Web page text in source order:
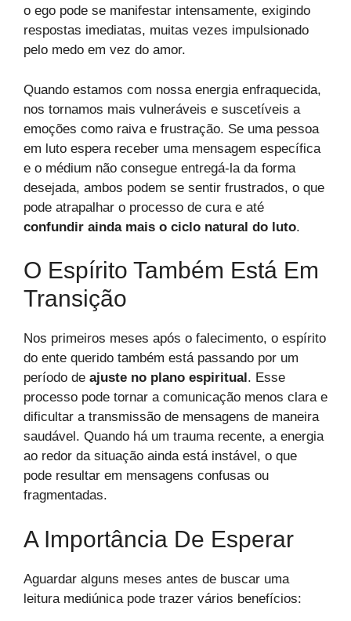
o ego pode se manifestar intensamente, exigindo
respostas imediatas, muitas vezes impulsionado
pelo medo em vez do amor.
Quando estamos com nossa energia enfraquecida,
nos tornamos mais vulneráveis e suscetíveis a
emoções como raiva e frustração. Se uma pessoa
em luto espera receber uma mensagem específica
e o médium não consegue entregá-la da forma
desejada, ambos podem se sentir frustrados, o que
pode atrapalhar o processo de cura e até
confundir ainda mais o ciclo natural do luto.
O Espírito Também Está Em
Transição
Nos primeiros meses após o falecimento, o espírito
do ente querido também está passando por um
período de ajuste no plano espiritual . Esse
processo pode tornar a comunicação menos clara e
dificultar a transmissão de mensagens de maneira
saudável. Quando há um trauma recente, a energia
ao redor da situação ainda está instável, o que
pode resultar em mensagens confusas ou
fragmentadas.
A Importância De Esperar
Aguardar alguns meses antes de buscar uma
leitura mediúnica pode trazer vários benefícios: